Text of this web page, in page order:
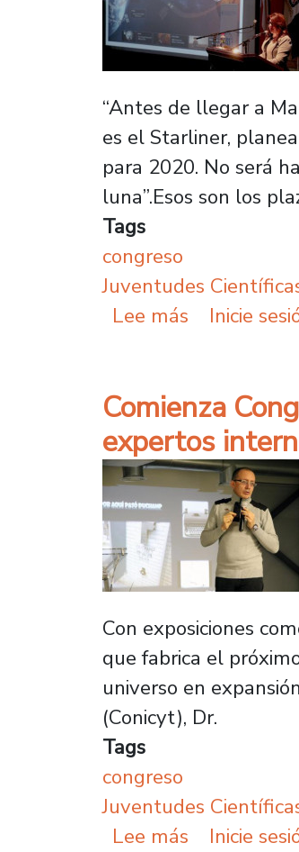
“Antes de llegar a
es el Starliner,
para 2020. No será
luna”.Esos son los
Tags
congreso
Juventudes
Lee más sobre
Inicie
Comienza
expertos
Con exposiciones
que fabrica el
universo en
(Conicyt), Dr.
Tags
congreso
Juventudes
Lee más sobre
Inicie